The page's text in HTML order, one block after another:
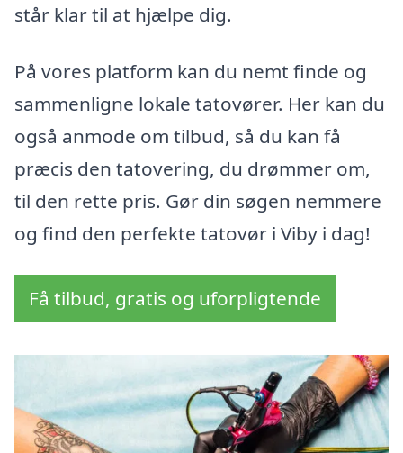
står klar til at hjælpe dig.
På vores platform kan du nemt finde og
sammenligne lokale tatovører. Her kan du
også anmode om tilbud, så du kan få
præcis den tatovering, du drømmer om,
til den rette pris. Gør din søgen nemmere
og find den perfekte tatovør i Viby i dag!
Få tilbud, gratis og uforpligtende